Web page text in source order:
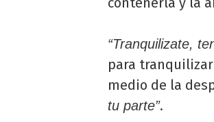
“Tranquilizate,
para
medio de la
tu parte”.